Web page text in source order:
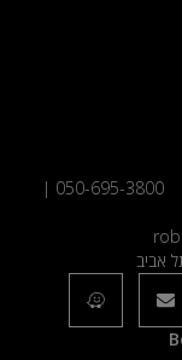
050-695-3800
|